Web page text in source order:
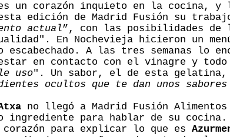
un corazón inquieto en la cocina, y
edición de Madrid Fusión su
actual”, con las posibilidades de
En Nochevieja hicieron un
escabechado. A las tres semanas lo
en contacto con el vinagre y
uso". Un sabor, el de esta
ocultos que te dan unos
no llegó a Madrid Fusión
ingrediente para hablar de su
corazón para explicar lo que es